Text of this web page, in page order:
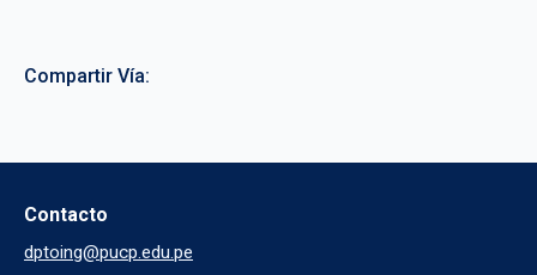
Compartir Vía:
Contacto
dptoing@pucp.edu.pe